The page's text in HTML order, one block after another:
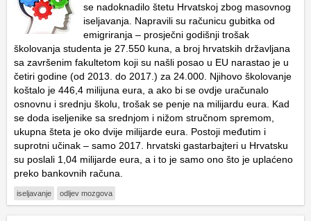
se nadoknadilo štetu Hrvatskoj zbog masovnog
iseljavanja. Napravili su računicu gubitka od
emigriranja – prosječni godišnji trošak
školovanja studenta je 27.550 kuna, a broj hrvatskih državljana
sa završenim fakultetom koji su našli posao u EU narastao je u
četiri godine (od 2013. do 2017.) za 24.000. Njihovo školovanje
koštalo je 446,4 milijuna eura, a ako bi se ovdje uračunalo
osnovnu i srednju školu, trošak se penje na milijardu eura. Kad
se doda iseljenike sa srednjom i nižom stručnom spremom,
ukupna šteta je oko dvije milijarde eura. Postoji međutim i
suprotni učinak – samo 2017. hrvatski gastarbajteri u Hrvatsku
su poslali 1,04 milijarde eura, a i to je samo ono što je uplaćeno
preko bankovnih računa.
iseljavanje odljev mozgova